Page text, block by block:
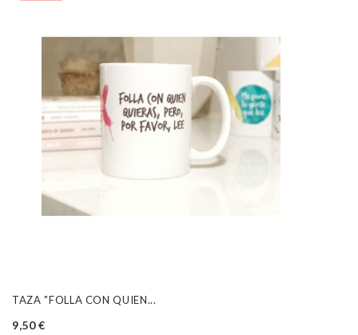
TAZA "FOLLA CON QUIEN...
9,50 €